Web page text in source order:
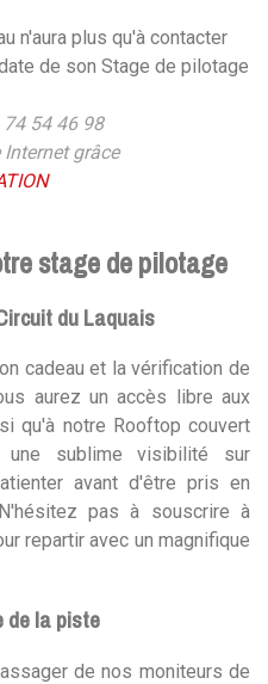
n'aura plus qu'à contacter
de son Stage de pilotage
54 46 98
grâce
stage de pilotage
du Laquais
cadeau et la vérification de
aurez un accès libre aux
qu'à notre Rooftop couvert
sublime visibilité sur
avant d'être pris en
pas à souscrire à
repartir avec un magnifique
de la piste
de nos moniteurs de